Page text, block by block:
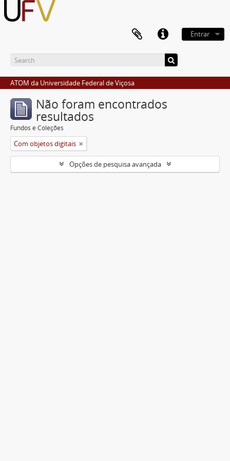
Entrar
ATOM da Universidade Federal de Viçosa
Não foram encontrados
resultados
Fundos e Coleções
Com objetos digitais
Opções de pesquisa avançada